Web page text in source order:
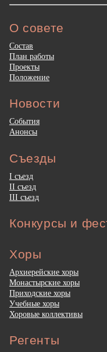
О совете
Состав
План работы
Проекты
Положение
Новости
События
Анонсы
Съезды
I съезд
II съезд
III съезд
Конкурсы и
Хоры
Архиерейские хоры
Монастырские хоры
Приходские хоры
Учебные хоры
Хоровые коллективы
Регенты